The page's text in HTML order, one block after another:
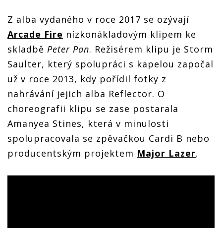
Z alba vydaného v roce 2017 se ozývají
Arcade Fire nízkonákladovým klipem ke
skladbě Peter Pan. Režisérem klipu je Storm
Saulter, který spolupráci s kapelou započal
už v roce 2013, kdy pořídil fotky z
nahrávání jejich alba Reflector. O
choreografii klipu se zase postarala
Amanyea Stines, která v minulosti
spolupracovala se zpěvačkou Cardi B nebo
producentským projektem Major Lazer.